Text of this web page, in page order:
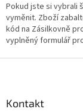
Pokud jste si vybrali
vyměnit. Zboží
kód na Zásilkovně
vyplněný formulář
Kontakt